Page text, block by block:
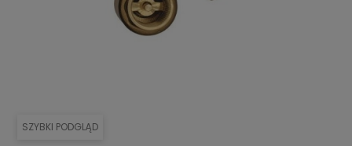
SZYBKI PODGLĄD